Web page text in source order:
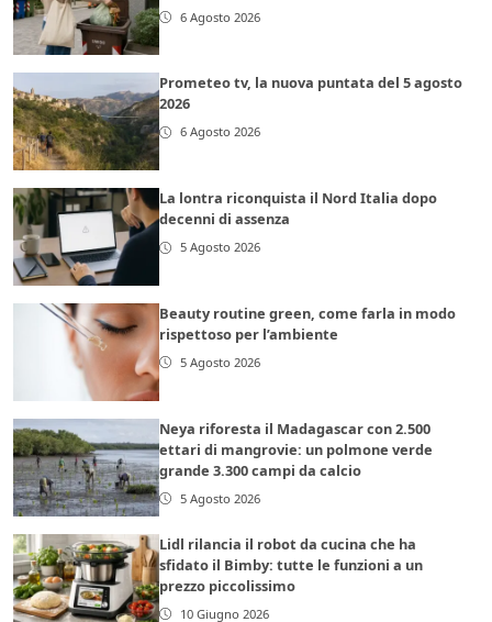
6 Agosto 2026
Prometeo tv, la nuova puntata del 5 agosto
2026
6 Agosto 2026
La lontra riconquista il Nord Italia dopo
decenni di assenza
5 Agosto 2026
Beauty routine green, come farla in modo
rispettoso per l’ambiente
5 Agosto 2026
Neya riforesta il Madagascar con 2.500
ettari di mangrovie: un polmone verde
grande 3.300 campi da calcio
5 Agosto 2026
Lidl rilancia il robot da cucina che ha
sfidato il Bimby: tutte le funzioni a un
prezzo piccolissimo
10 Giugno 2026